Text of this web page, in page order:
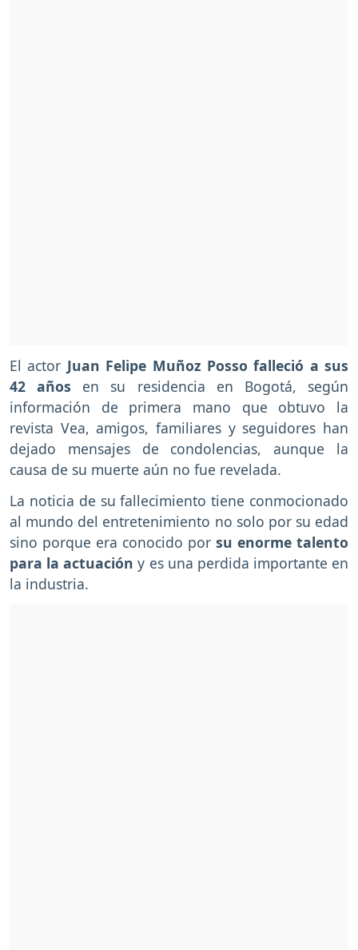
El actor Juan Felipe Muñoz Posso falleció a sus
42 años en su residencia en Bogotá, según
información de primera mano que obtuvo la
revista Vea, amigos, familiares y seguidores han
dejado mensajes de condolencias, aunque la
causa de su muerte aún no fue revelada.
La noticia de su fallecimiento tiene conmocionado
al mundo del entretenimiento no solo por su edad
sino porque era conocido por su enorme talento
para la actuación y es una perdida importante en
la industria.